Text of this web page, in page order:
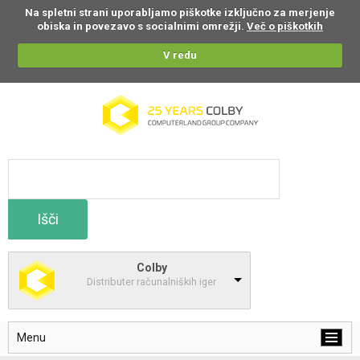
Na spletni strani uporabljamo piškotke izključno za merjenje
obiska in povezavo s socialnimi omrežji. Več o piškotkih
V redu
Išči
Colby
Distributer računalniških iger
Menu